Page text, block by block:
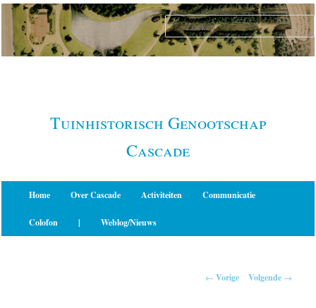
Spring
naar
primaire
Tuinhistorisch Genootschap
Cascade
Home Over Cascade Activiteiten Communicatie
Colofon | Weblog/Nieuws
← Vorige Volgende →